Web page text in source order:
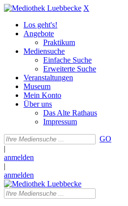
X
Los geht's!
Angebote
Praktikum
Mediensuche
Einfache Suche
Erweiterte Suche
Veranstaltungen
Museum
Mein Konto
Über uns
Das Alte Rathaus
Impressum
GO
|
anmelden
|
anmelden